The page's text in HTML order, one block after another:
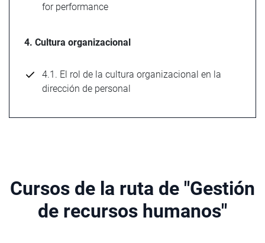
for performance
4. Cultura organizacional
4.1. El rol de la cultura organizacional en la
dirección de personal
Cursos de la ruta de "Gestión
de recursos humanos"